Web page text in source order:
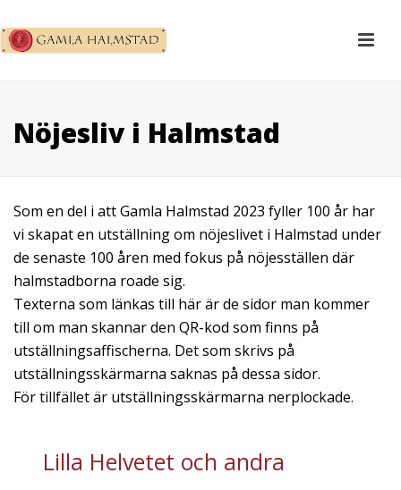
Nöjesliv i Halmstad
Som en del i att Gamla Halmstad 2023 fyller 100 år har
vi skapat en utställning om nöjeslivet i Halmstad under
de senaste 100 åren med fokus på nöjesställen där
halmstadborna roade sig.
Texterna som länkas till här är de sidor man kommer
till om man skannar den QR-kod som finns på
utställningsaffischerna. Det som skrivs på
utställningsskärmarna saknas på dessa sidor.
För tillfället är utställningsskärmarna nerplockade.
Lilla Helvetet och andra